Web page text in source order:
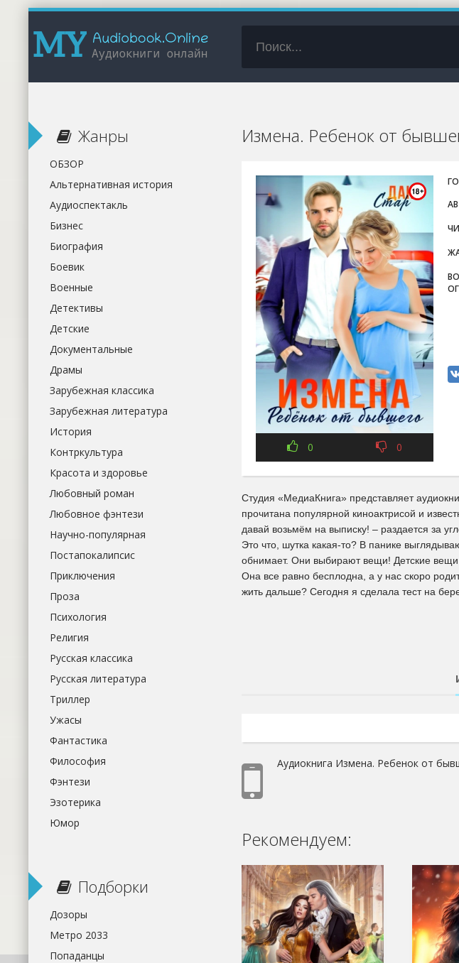
Измена. Ребенок от
0 0
Студия «МедиаКнига» представляет
прочитана популярной киноактрисой и
давай возьмём на выписку! – раздается за
Это что, шутка какая-то? В панике
обнимает. Они выбирают вещи! Детские
Она все равно бесплодна, а у нас скоро
жить дальше? Сегодня я сделала тест на
Аудиокнига Измена. Ребенок от
Рекомендуем:
Жанры
ОБЗОР
Альтернативная история
Аудиоспектакль
Бизнес
Биография
Боевик
Военные
Детективы
Детские
Документальные
Драмы
Зарубежная классика
Зарубежная литература
История
Контркультура
Красота и здоровье
Любовный роман
Любовное фэнтези
Научно-популярная
Постапокалипсис
Приключения
Проза
Психология
Религия
Русская классика
Русская литература
Триллер
Ужасы
Фантастика
Философия
Фэнтези
Эзотерика
Юмор
Подборки
Дозоры
Метро 2033
Попаданцы